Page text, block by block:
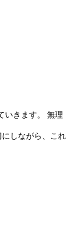
いきます。 無理
しながら、これ